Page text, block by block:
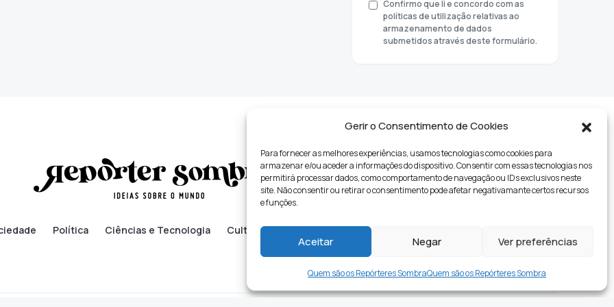
Gerir o Consentimento de Cookies
Para fornecer as melhores experiências, usamos tecnologias como cookies para
armazenar e/ou aceder a informações do dispositivo. Consentir com essas tecnologias nos
permitirá processar dados, como comportamento de navegação ou IDs exclusivos neste
site. Não consentir ou retirar o consentimento pode afetar negativamante certos recursos
e funções.
Aceitar Negar Ver preferências
Quem são os Repórteres SombraQuem são os Repórteres Sombra
Confirmo que li e concordo com as
políticas de utilização relativas ao
armazenamento de dados
submetidos através deste formulário.
Política Ciências e Tecnologia Cultura Lifestyle